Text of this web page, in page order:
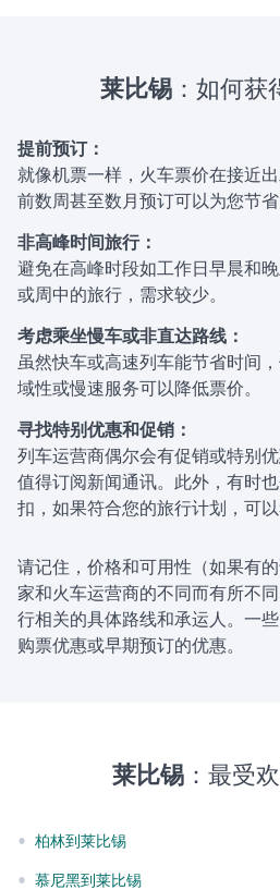
莱比锡 ：如何获
提前预订：
就像机票一样，火车票价在接近
前数周甚至数月预订可以为您节省
非高峰时间旅行：
避免在高峰时段如工作日早晨和
或周中的旅行，需求较少。
考虑乘坐慢车或非直达路线：
虽然快车或高速列车能节省时间
域性或慢速服务可以降低票价。
寻找特别优惠和促销：
列车运营商偶尔会有促销或特别
值得订阅新闻通讯。此外，有时
扣，如果符合您的旅行计划，可
请记住，价格和可用性（如果有
家和火车运营商的不同而有所不
行相关的具体路线和承运人。一
购票优惠或早期预订的优惠。
莱比锡 ：最受
• 柏林到莱比锡
• 慕尼黑到莱比锡